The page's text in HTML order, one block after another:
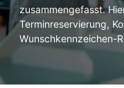
zusammengefasst.
Terminreservierung,
Wunschkennzeichen-